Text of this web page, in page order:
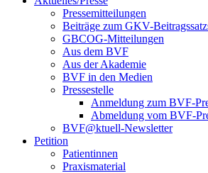
Pressemitteilungen
Beiträge zum GKV-
GBCOG-Mitteilungen
Aus dem BVF
Aus der Akademie
BVF in den Medien
Pressestelle
Anmeldung zum BVF-
Abmeldung vom BVF-
BVF@ktuell-Newsletter
Petition
Patientinnen
Praxismaterial